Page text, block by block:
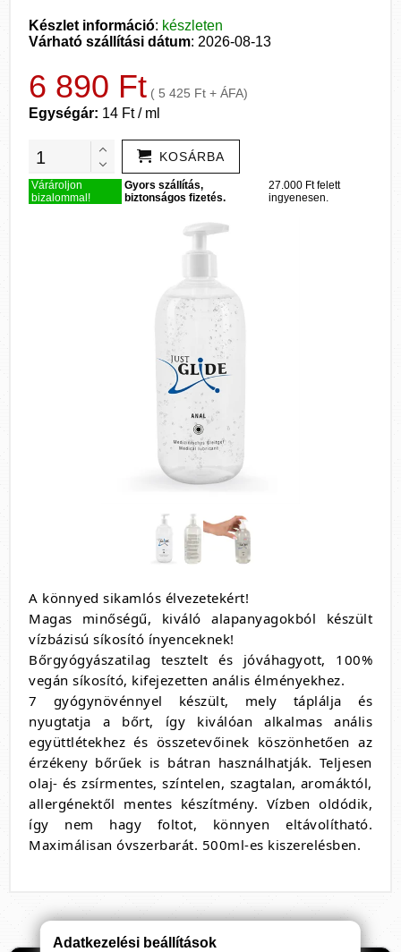
Készlet információ: készleten
Várható szállítási dátum: 2026-08-13
6 890 Ft ( 5 425 Ft + ÁFA)
Egységár: 14 Ft / ml
KOSÁRBA
Várároljon
bizalommal!
Gyors szállítás,
biztonságos fizetés.
27.000 Ft felett
ingyenesen.
A könnyed sikamlós élvezetekért!
Magas minőségű, kiváló alapanyagokból készült
vízbázisú síkosító ínyenceknek!
Bőrgyógyászatilag tesztelt és jóváhagyott, 100%
vegán síkosító, kifejezetten anális élményekhez.
7 gyógynövénnyel készült, mely táplálja és
nyugtatja a bőrt, így kiválóan alkalmas anális
együttlétekhez és összetevőinek köszönhetően az
érzékeny bőrűek is bátran használhatják. Teljesen
olaj- és zsírmentes, színtelen, szagtalan, aromáktól,
allergénektől mentes készítmény. Vízben oldódik,
így nem hagy foltot, könnyen eltávolítható.
Maximálisan óvszerbarát. 500ml-es kiszerelésben.
Adatkezelési beállítások